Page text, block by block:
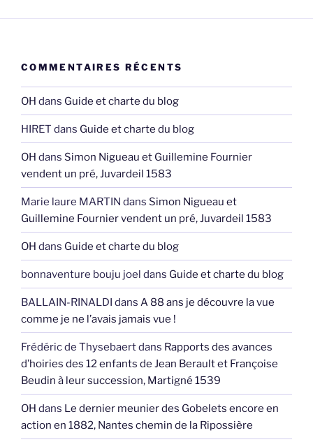
COMMENTAIRES RÉCENTS
OH dans Guide et charte du blog
HIRET dans Guide et charte du blog
OH dans Simon Nigueau et Guillemine Fournier
vendent un pré, Juvardeil 1583
Marie laure MARTIN dans Simon Nigueau et
Guillemine Fournier vendent un pré, Juvardeil 1583
OH dans Guide et charte du blog
bonnaventure bouju joel dans Guide et charte du blog
BALLAIN-RINALDI dans A 88 ans je découvre la vue
comme je ne l’avais jamais vue !
Frédéric de Thysebaertdans Rapports des avances
d’hoiries des 12 enfants de Jean Berault et Françoise
Beudin à leur succession, Martigné 1539
OH dans Le dernier meunier des Gobelets encore en
action en 1882, Nantes chemin de la Ripossière